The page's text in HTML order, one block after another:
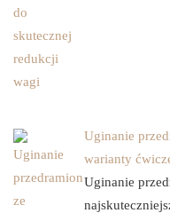
Uginanie
warianty
Uginanie